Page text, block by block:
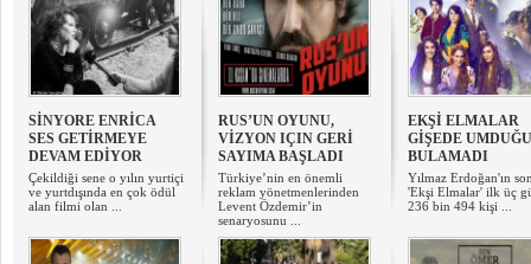
SİNYORE ENRİCA
SES GETİRMEYE
DEVAM EDİYOR
Çekildiği sene o yılın yurtiçi
ve yurtdışında en çok ödül
alan filmi olan ...
RUS’UN OYUNU,
VİZYON IÇIN GERİ
SAYIMA BAŞLADI
Türkiye’nin en önemli
reklam yönetmenlerinden
Levent Özdemir’in
senaryosunu ...
EKŞİ ELMALAR
GİŞEDE
BULAMADI
Yılmaz Erdoğan'ın
'Ekşi Elmalar' ilk üç
236 bin 494 kişi ...